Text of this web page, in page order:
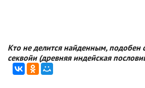
Кто не делится найденным, подобен
секвойи (древняя индейская